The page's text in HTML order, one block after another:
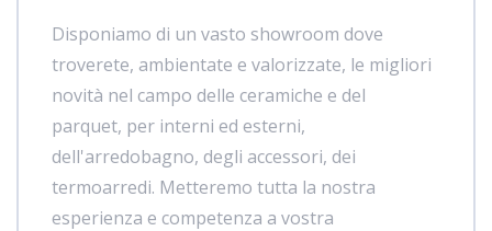
Disponiamo di un vasto showroom dove
troverete, ambientate e valorizzate, le migliori
novità nel campo delle ceramiche e del
parquet, per interni ed esterni,
dell'arredobagno, degli accessori, dei
termoarredi. Metteremo tutta la nostra
esperienza e competenza a vostra